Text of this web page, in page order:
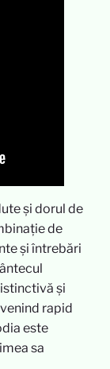
și dorul de
de
și întrebări
și
rapid
este
sa